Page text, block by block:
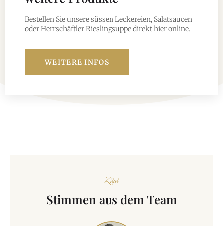
Bestellen Sie unsere süssen Leckereien, Salatsaucen
oder Herrschäftler Rieslingsuppe direkt hier online.
WEITERE INFOS
Zitat
Stimmen aus dem Team